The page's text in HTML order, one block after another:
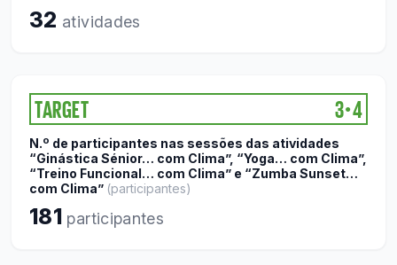
32 atividades
TARGET 3●4
N.º de participantes nas sessões das atividades
“Ginástica Sénior… com Clima”, “Yoga… com Clima”,
“Treino Funcional… com Clima” e “Zumba Sunset…
com Clima” (participantes)
181 participantes